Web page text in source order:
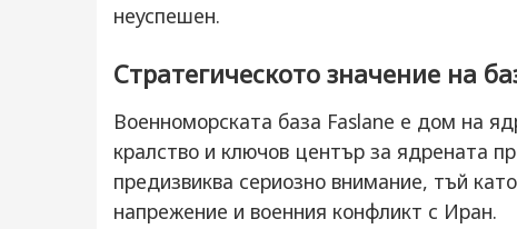
неуспешен.
Стратегическото значение на
Военноморската база Faslane е дом на
кралство и ключов център за ядрената
предизвиква сериозно внимание, тъй
напрежение и военния конфликт с Иран.